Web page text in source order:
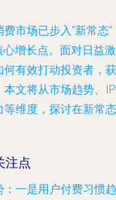
市场已步入“新常态”
增长点。面对日益激
有效打动投资者，获
文将从市场趋势、IP
维度，探讨在新常态
注点
一是用户付费习惯趋